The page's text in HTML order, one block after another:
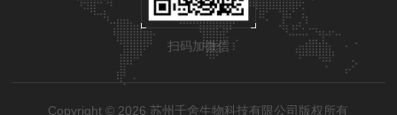
扫码加微信
Copyright © 2026 苏州千舍生物科技有限公司版权所有